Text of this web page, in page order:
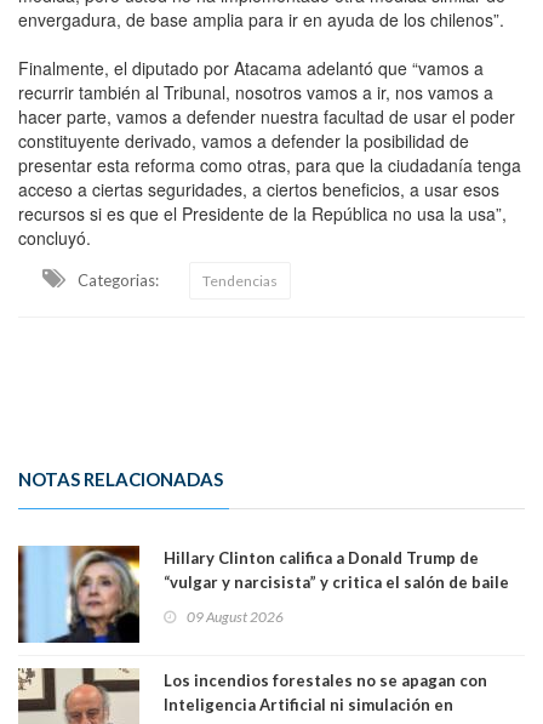
envergadura, de base amplia para ir en ayuda de los chilenos”.
Finalmente, el diputado por Atacama adelantó que “vamos a
recurrir también al Tribunal, nosotros vamos a ir, nos vamos a
hacer parte, vamos a defender nuestra facultad de usar el poder
constituyente derivado, vamos a defender la posibilidad de
presentar esta reforma como otras, para que la ciudadanía tenga
acceso a ciertas seguridades, a ciertos beneficios, a usar esos
recursos si es que el Presidente de la República no usa la usa”,
concluyó.
Categorias: Tendencias
NOTAS RELACIONADAS
Hillary Clinton califica a Donald Trump de
“vulgar y narcisista” y critica el salón de baile
casa. Y la está destruyendo”
09 August 2026
Los incendios forestales no se apagan con
Inteligencia Artificial ni simulación en